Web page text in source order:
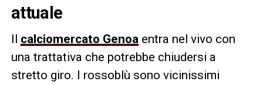
attuale
Il calciomercato Genoa entra nel vivo con
una trattativa che potrebbe chiudersi a
stretto giro. I rossoblù sono vicinissimi